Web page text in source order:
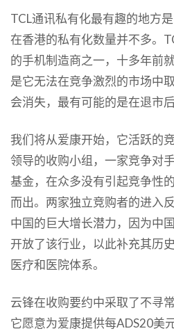
TCL通讯私有化最有趣的地方
在香港的私有化数量并不多。
的手机制造商之一，十多年前
是它无法在竞争激烈的市场中
会消失，最有可能的是在退市
我们将从爱康开始，它活跃的
领导的收购小组，一家竞争对
基金，在众多没有引起竞争性
而出。两家独立竞购者的进入
中国的巨大增长潜力，因为中
开放了该行业，以此补充其历
医疗和医院体系。
云锋在收购要约中采取了不寻
它愿意为爱康提供每ADS20美